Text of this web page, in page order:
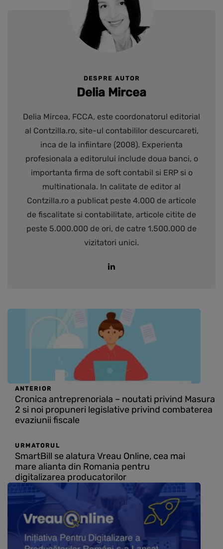
DESPRE AUTOR
Delia Mircea
Delia Mircea, FCCA, este coordonatorul editorial
al Contzilla.ro, site-ul contabililor descurcareti,
inca de la infiintare (2008). Experienta
profesionala a editorului include doua banci, o
importanta firma de soft contabil si ERP si o
multinationala. In calitate de editor al
Contzilla.ro a publicat peste 4.000 de articole
de fiscalitate si contabilitate, articole citite de
peste 5.000.000 de ori, de catre 1.500.000 de
vizitatori unici.
ANTERIOR
Cronica antreprenoriala – noutati privind Masura
2 si noi propuneri legislative privind combaterea
evaziunii fiscale
URMATORUL
SmartBill se alatura Vreau Online, cea mai
mare alianta din Romania pentru
digitalizarea producatorilor